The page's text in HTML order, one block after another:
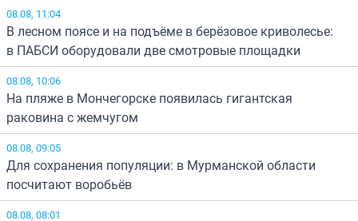
08.08, 11:04
В лесном поясе и на подъёме в берёзовое криволесье:
в ПАБСИ оборудовали две смотровые площадки
08.08, 10:06
На пляже в Мончегорске появилась гигантская
раковина с жемчугом
08.08, 09:05
Для сохранения популяции: в Мурманской области
посчитают воробьёв
08.08, 08:01